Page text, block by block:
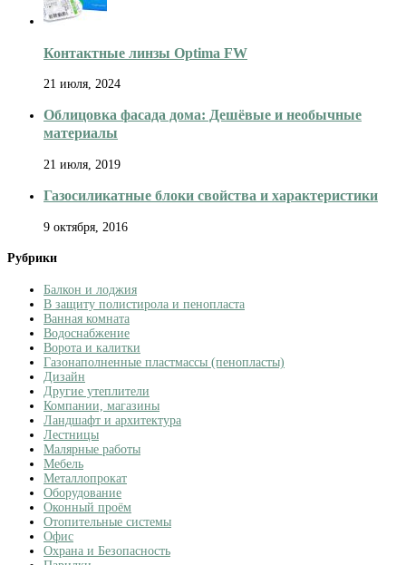
Контактные линзы Optima FW
21 июля, 2024
Облицовка фасада дома: Дешёвые и необычные
материалы
21 июля, 2019
Газосиликатные блоки свойства и характеристики
9 октября, 2016
Рубрики
Балкон и лоджия
В защиту полистирола и пенопласта
Ванная комната
Водоснабжение
Ворота и калитки
Газонаполненные пластмассы (пенопласты)
Дизайн
Другие утеплители
Компании, магазины
Ландшафт и архитектура
Лестницы
Малярные работы
Мебель
Металлопрокат
Оборудование
Оконный проём
Отопительные системы
Офис
Охрана и Безопасность